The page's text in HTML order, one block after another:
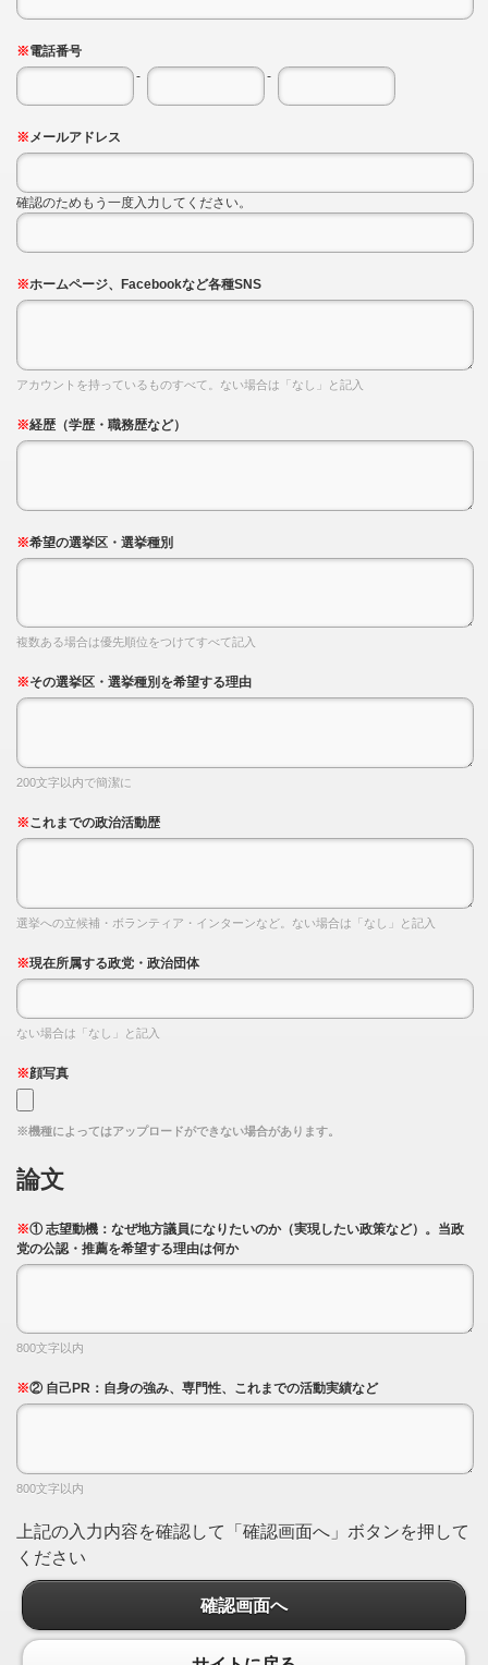
※電話番号
-
-
※メールアドレス
確認のためもう一度入力してください。
※ホームページ、Facebookなど各種SNS
アカウントを持っているものすべて。ない場合は「なし」と記入
※経歴（学歴・職務歴など）
※希望の選挙区・選挙種別
複数ある場合は優先順位をつけてすべて記入
※その選挙区・選挙種別を希望する理由
200文字以内で簡潔に
※これまでの政治活動歴
選挙への立候補・ボランティア・インターンなど。ない場合は「なし」と記入
※現在所属する政党・政治団体
ない場合は「なし」と記入
※顔写真
※機種によってはアップロードができない場合があります。
論文
※① 志望動機：なぜ地方議員になりたいのか（実現したい政策など）。当政
党の公認・推薦を希望する理由は何か
800文字以内
※② 自己PR：自身の強み、専門性、これまでの活動実績など
800文字以内
上記の入力内容を確認して「確認画面へ」ボタンを押して
ください
確認画面へ